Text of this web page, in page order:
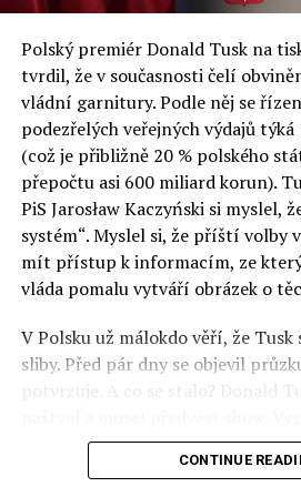
a východní Evropě.
Otázky spojené s vývojem umělé
fóru AI zvláště diskutovanou
zahrnovat vyhrazenou
panelů, prezentací, workshopů a
Budou diskutovány klíčové otázky
inteligence ve společnosti, ale i v
komerčních služeb. Budou se
výzvy, kterým bude muset trh čelit
technologickým změnám.
technologií umělé inteligence v
umožní Evropské unii obnovit
vztahu ke globálním ekonomikám
Polský premiér Donald Tusk na
tvrdil, že v současnosti čelí
vládní garnitury. Podle něj se
podezřelých veřejných výdajů
(což je přibližně 20 % polského
přepočtu asi 600 miliard korun).
PiS Jarosław Kaczyński si myslel,
systém“. Myslel si, že příští volby
mít přístup k informacím, ze
vláda pomalu vytváří obrázek o
V Polsku už málokdo věří, že
sliby. Před pár dny se objevil
potvrzuje. A co se stalo? Donald
před kamerami podepsali dohodu
ti poslušně ono divadlo předvedli.
CONTINUE